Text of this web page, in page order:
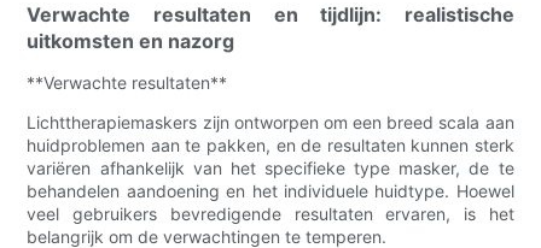
Verwachte resultaten en tijdlijn: realistische
uitkomsten en nazorg
**Verwachte resultaten**
Lichttherapiemaskers zijn ontworpen om een ​​breed scala aan
huidproblemen aan te pakken, en de resultaten kunnen sterk
variëren afhankelijk van het specifieke type masker, de te
behandelen aandoening en het individuele huidtype. Hoewel
veel gebruikers bevredigende resultaten ervaren, is het
belangrijk om de verwachtingen te temperen.